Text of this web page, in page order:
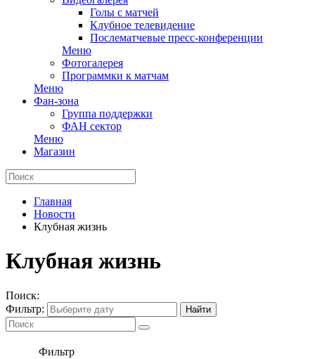
Голы с матчей
Клубное телевидение
Послематчевые пресс-конференции
Меню
Фотогалерея
Программки к матчам
Меню
Фан-зона
Группа поддержки
ФАН сектор
Меню
Магазин
Главная
Новости
Клубная жизнь
Клубная жизнь
Поиск:
Фильтр:
Фильтр